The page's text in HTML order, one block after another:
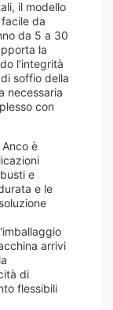
il modello
da
da 5 a 30
la
l'integrità
soffio della
necessaria
con
è
e
e le
arrivi
di
flessibili